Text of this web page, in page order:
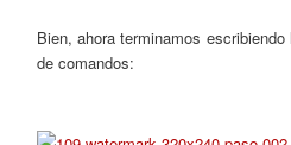
Bien, ahora terminamos
de comandos: